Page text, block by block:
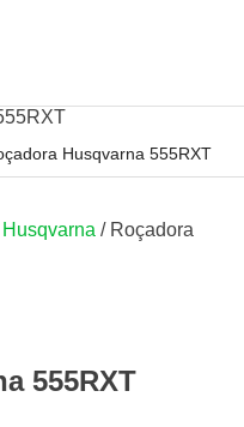
Husqvarna 555RXT
/ Roçadora
555RXT